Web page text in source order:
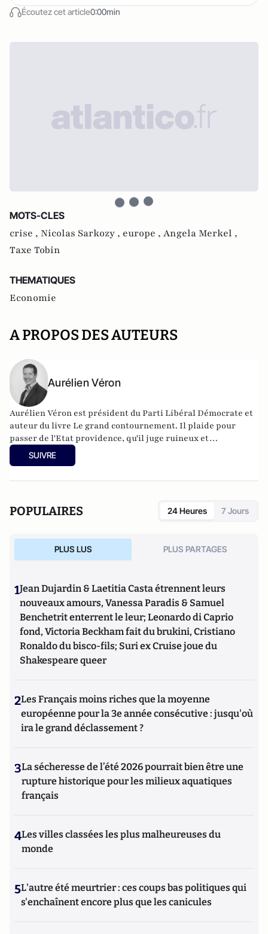
Écoutez cet article0:00min
MOTS-CLES
crise , Nicolas Sarkozy , europe , Angela Merkel ,
Taxe Tobin
THEMATIQUES
Economie
A PROPOS DES AUTEURS
Aurélien Véron
Aurélien Véron est président du Parti Libéral Démocrate et
auteur du livre Le grand contournement. Il plaide pour
passer de l'Etat providence, qu'il juge ruineux et
infantilisant, à une société de confiance bâtie sur
l'autonomie des citoyens et la liberté. Un projet qui pourrait
systématique aux référendums ; une autonomie totale des
SUIVRE
POPULAIRES 24 Heures 7 Jours
PLUS LUS PLUS PARTAGES
1Jean Dujardin & Laetitia Casta étrennent leurs
nouveaux amours, Vanessa Paradis & Samuel
Benchetrit enterrent le leur; Leonardo di Caprio
fond, Victoria Beckham fait du brukini, Cristiano
Ronaldo du bisco-fils; Suri ex Cruise joue du
Shakespeare queer
2Les Français moins riches que la moyenne
européenne pour la 3e année consécutive : jusqu'où
ira le grand déclassement ?
3La sécheresse de l’été 2026 pourrait bien être une
rupture historique pour les milieux aquatiques
français
4Les villes classées les plus malheureuses du
monde
5L'autre été meurtrier : ces coups bas politiques qui
s'enchaînent encore plus que les canicules